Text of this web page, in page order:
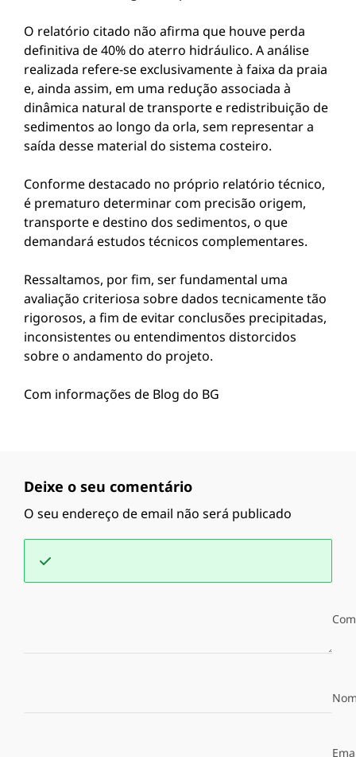
O relatório citado não afirma que houve perda
definitiva de 40% do aterro hidráulico. A análise
realizada refere-se exclusivamente à faixa da praia
e, ainda assim, em uma redução associada à
dinâmica natural de transporte e redistribuição de
sedimentos ao longo da orla, sem representar a
saída desse material do sistema costeiro.
Conforme destacado no próprio relatório técnico,
é prematuro determinar com precisão origem,
transporte e destino dos sedimentos, o que
demandará estudos técnicos complementares.
Ressaltamos, por fim, ser fundamental uma
avaliação criteriosa sobre dados tecnicamente tão
rigorosos, a fim de evitar conclusões precipitadas,
inconsistentes ou entendimentos distorcidos
sobre o andamento do projeto.
Com informações de Blog do BG
Deixe o seu comentário
O seu endereço de email não será publicado